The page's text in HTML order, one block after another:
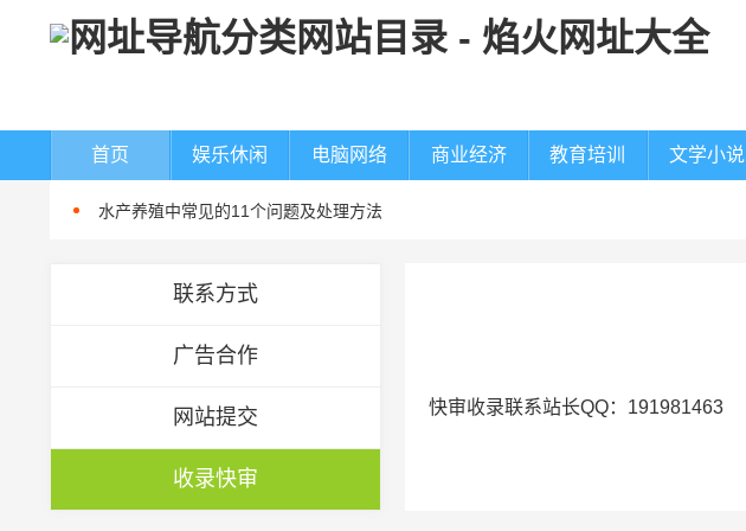
首页 娱乐休闲 电脑网络 商业经济 教育培训 文学小说
美国“尼米兹”号航母连摔两机，都是因为它？
水产养殖中常见的11个问题及处理方法
桂林市雁山区：“数字化”赋能 促水产养殖提质增效
蠕动泵软管常见的问题有哪些
河南一幼儿园凌晨起火，警方通报：未造成人员伤亡
达成停火18天后战火再起 以总理下令袭击加沙
美国“尼米兹”号航母连摔两机，都是因为它？
联系方式
广告合作
网站提交
收录快审
快审收录联系站长QQ：191981463